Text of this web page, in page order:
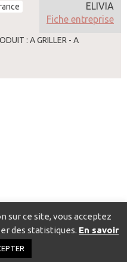
: A GRILLER - A
ELIVIA
Fiche entreprise
sur ce site, vous acceptez
des statistiques. En savoir